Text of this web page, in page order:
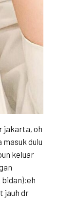
jakarta, oh
masuk dulu
keluar
bidan):eh
jauh dr